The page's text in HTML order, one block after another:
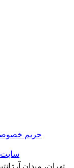
حریم
سایت